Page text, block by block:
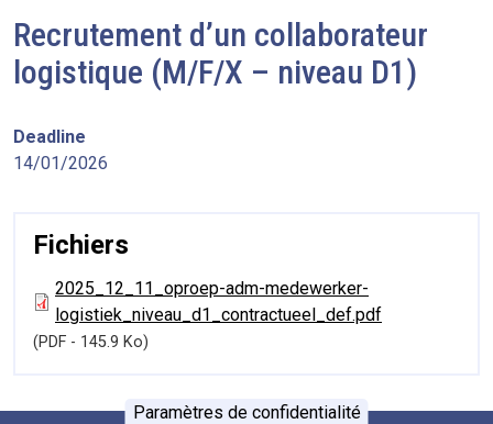
Paramètres de confidentialité
Recrutement d’un collaborateur
logistique (M/F/X – niveau D1)
Deadline
14/01/2026
Fichiers
2025_12_11_oproep-adm-medewerker-
logistiek_niveau_d1_contractueel_def.pdf
(PDF - 145.9 Ko)